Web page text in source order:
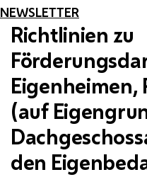
NEWSLETTER
Richtlinien zu
Eigenheimen,
(auf
den